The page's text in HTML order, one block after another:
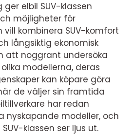
elbil SUV-klassen
möjligheter för
kombinera SUV-komfort
långsiktig ekonomisk
att noggrant undersöka
modellerna, deras
kan köpare göra
de väljer sin framtida
har redan
nyskapande modeller, och
klassen ser ljus ut.